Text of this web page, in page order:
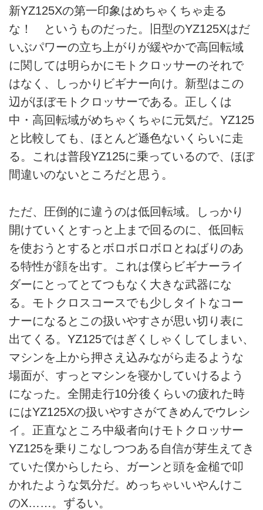
新YZ125Xの第一印象はめちゃくちゃ走る
な！ というものだった。旧型のYZ125Xはだ
いぶパワーの立ち上がりが緩やかで高回転域
に関しては明らかにモトクロッサーのそれで
はなく、しっかりビギナー向け。新型はこの
辺がほぼモトクロッサーである。正しくは
中・高回転域がめちゃくちゃに元気だ。YZ125
と比較しても、ほとんど遜色ないくらいに走
る。これは普段YZ125に乗っているので、ほぼ
間違いのないところだと思う。
ただ、圧倒的に違うのは低回転域。しっかり
開けていくとすっと上まで回るのに、低回転
を使おうとするとボロボロボロとねばりのあ
る特性が顔を出す。これは僕らビギナーライ
ダーにとってとてつもなく大きな武器にな
る。モトクロスコースでも少しタイトなコー
ナーになるとこの扱いやすさが思い切り表に
出てくる。YZ125ではぎくしゃくしてしまい、
マシンを上から押さえ込みながら走るような
場面が、すっとマシンを寝かしていけるよう
になった。全開走行10分後くらいの疲れた時
にはYZ125Xの扱いやすさがてきめんでウレシ
イ。正直なところ中級者向けモトクロッサー
YZ125を乗りこなしつつある自信が芽生えてき
ていた僕からしたら、ガーンと頭を金槌で叩
かれたような気分だ。めっちゃいいやんけこ
のX……。ずるい。